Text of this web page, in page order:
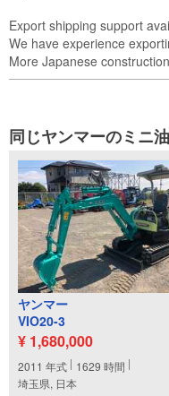
Export shipping support
We have experience
More Japanese
同じヤンマーのミニ
ヤンマー
VIO20-3
¥ 1,680,000
2011 年式 1629 時間
埼玉県, 日本